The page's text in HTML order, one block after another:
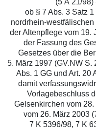
(5 A 21/98)
ob § 7 Abs. 3 Satz
nordrhein-
der Altenpflege vom 19.
der Fassung des
Gesetzes über die
5. März 1997 (GV.NW S.
Abs. 1 GG und Art. 20
damit
Vorlagebeschluss
Gelsenkirchen vom
vom 26. März 2003
7 K 5396/98, 7 K